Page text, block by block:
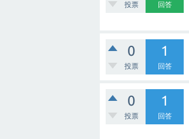
投票 回答
0
投票
1
回答
0
投票
1
回答